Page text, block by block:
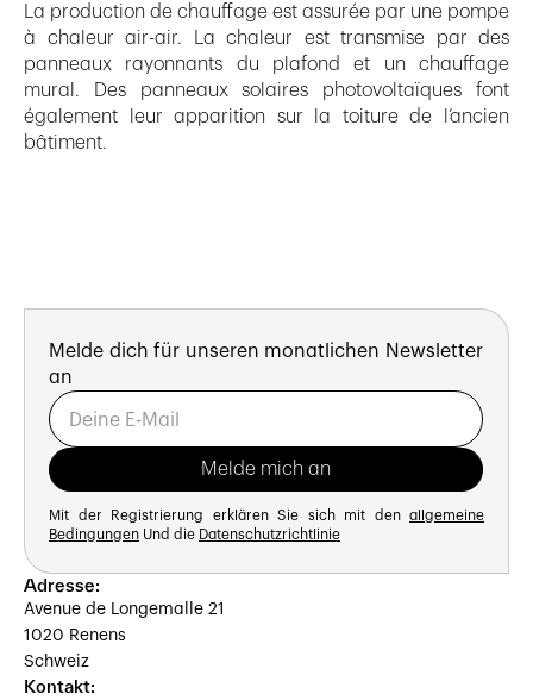
La production de chauffage est assurée par une pompe
à chaleur air-air. La chaleur est transmise par des
panneaux rayonnants du plafond et un chauffage
mural. Des panneaux solaires photovoltaïques font
également leur apparition sur la toiture de l’ancien
bâtiment.
Melde dich für unseren monatlichen Newsletter
an
Mit der Registrierung erklären Sie sich mit den allgemeine
Bedingungen Und die Datenschutzrichtlinie
Adresse:
Avenue de Longemalle 21
1020 Renens
Schweiz
Kontakt: